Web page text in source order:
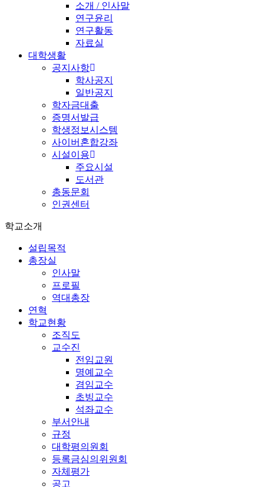
소개 / 인사말
연구윤리
연구활동
자료실
대학생활
공지사항
학사공지
일반공지
학자금대출
증명서발급
학생정보시스템
사이버혼합강좌
시설이용
주요시설
도서관
총동문회
인권센터
학교소개
설립목적
총장실
인사말
프로필
역대총장
연혁
학교현황
조직도
교수진
전임교원
명예교수
겸임교수
초빙교수
석좌교수
부서안내
규정
대학평의원회
등록금심의위원회
자체평가
공고